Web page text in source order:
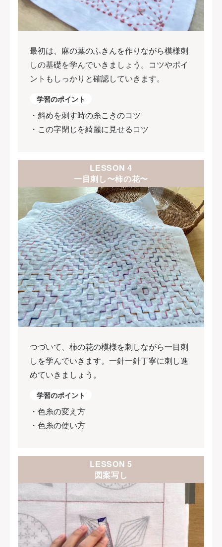
最初は、麻の葉のふきんを作りながら模様刺
しの基礎を学んでいきましょう。コツやポイ
ントもしっかりと確認していきます。
学習のポイント
・斜めを刺す時の糸こきのコツ
・この字閉じを綺麗に見せるコツ
LESSON 4
一目刺し〜柿の花〜
つづいて、柿の花の模様を刺しながら一目刺
しを学んでいきます。一針一針丁寧に刺し進
めていきましょう。
学習のポイント
・色糸の変え方
・色糸の使い方
LESSON 5
図案写し